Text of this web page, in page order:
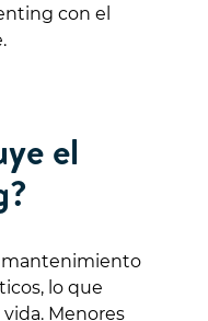
con el
el
mantenimiento
lo que
Menores